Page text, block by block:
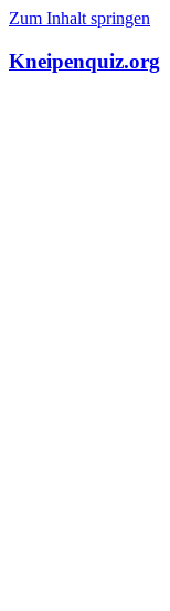
Zum Inhalt springen
Kneipenquiz.org